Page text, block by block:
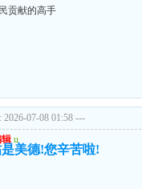
贡献的高手
07-08 01:58 ---
u
美德!您辛苦啦!